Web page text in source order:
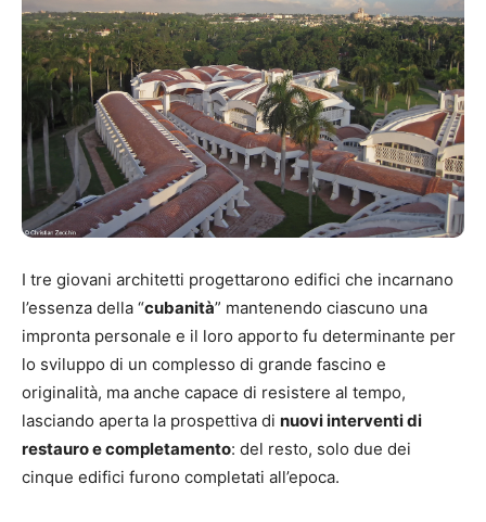
I tre giovani architetti progettarono edifici che incarnano
l’essenza della “cubanità” mantenendo ciascuno una
impronta personale e il loro apporto fu determinante per
lo sviluppo di un complesso di grande fascino e
originalità, ma anche capace di resistere al tempo,
lasciando aperta la prospettiva di nuovi interventi di
restauro e completamento: del resto, solo due dei
cinque edifici furono completati all’epoca.